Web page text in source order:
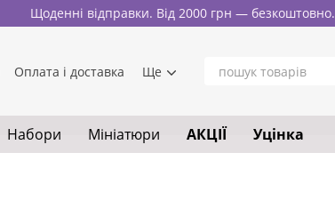
Щоденні відправки. Від 2000 грн — безкоштовно.
Оплата і доставка Ще
Набори Мініатюри АКЦІЇ Уцінка